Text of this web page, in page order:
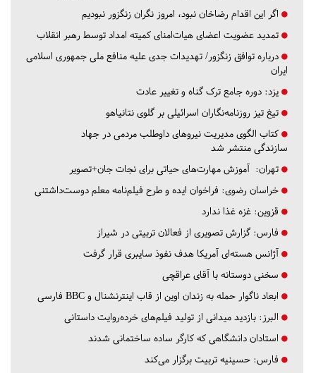
اگر این اقدام رضاخان نبود، امروز نگران زنگزور نبودیم
تمدید عضویت اعضای هیات‌امنای کمیته امداد توسط رهبر انقلاب
درباره توافق زنگزور/ تهدیدات جدی علیه منافع ملی جمهوری اسلامی
ایران
یزد: دوره جامع ترک گناه و تغییر عادت
تیغ تیز روزنامه‌نگاران اسرائیلی بر گلوی نتانیاهو
کتاب الگوی مدیریت نیروهای داوطلب مردمی در جهاد
سازندگی منتشر شد
تهران: آموزش مهارت‌های حیاتی برای نجات جان+تصویر
خراسان رضوی: فراخوان ایده و طرح فیلم‌نامه معلم دوست‌داشتنی
قزوین: غزه غذا ندارد
فارس: گزارش تصویری از فعالان تربیتی در شیراز
آژانس هسته‌ای آمریکا هدف نفوذ سایبری قرار گرفت
سخنی دوستانه با آقای عراقچی
ابعاد ناگوار حمله به زندان اوین از قاب اینترنشنال و BBC فارسی
البرز: بازدید میدانی از تولید فیلم‌های خرده‌روایت داستانی
استادان دانشگاهی که کارگر ساده ساختمانی شدند
فارس: حسینیه تربیت برگزار می‌کند